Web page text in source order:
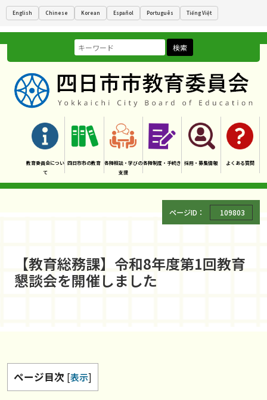
English Chinese Korean Español Português Tiếng Việt
検索
教育委員会につい
て
四日市市の教育 各種相談・学びの
支援
各種制度・手続き 採用・募集情報 よくある質問
ページID： 109803
【教育総務課】令和8年度第1回教育
懇談会を開催しました
ページ目次 [表示]